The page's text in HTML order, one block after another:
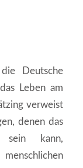
Deutsche
Leben am
verweist
denen das
sein kann,